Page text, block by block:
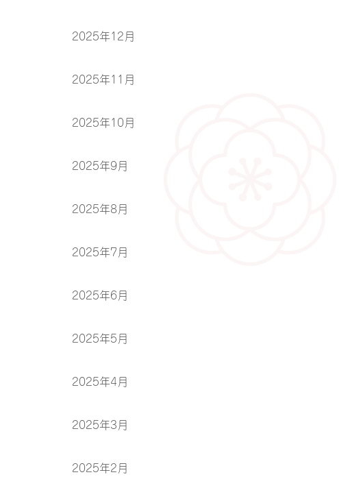
2025年12月
2025年11月
2025年10月
2025年9月
2025年8月
2025年7月
2025年6月
2025年5月
2025年4月
2025年3月
2025年2月